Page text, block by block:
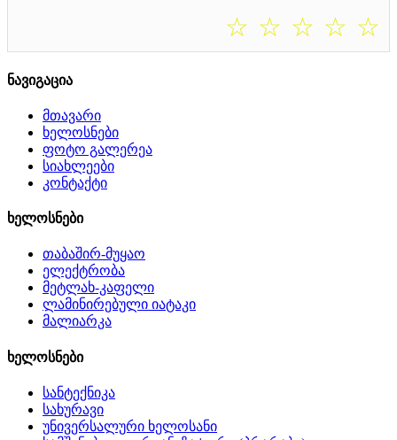
☆
☆
☆
☆
☆
ნავიგაცია
მთავარი
ხელოსნები
ფოტო გალერეა
სიახლეები
კონტაქტი
ხელოსნები
თაბაშირ-მუყაო
ელექტრობა
მეტლახ-კაფელი
ლამინირებული იატაკი
მალიარკა
ხელოსნები
სანტექნიკა
სახურავი
უნივერსალური ხელოსანი